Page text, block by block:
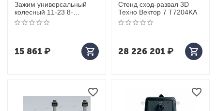
Зажим универсальный
колесный 11-23 8-
34900001 для стенда HPA
C800 3D
15 861₽
Стенд сход-развал 3D
Техно Вектор 7 T7204KA
28 226 201₽